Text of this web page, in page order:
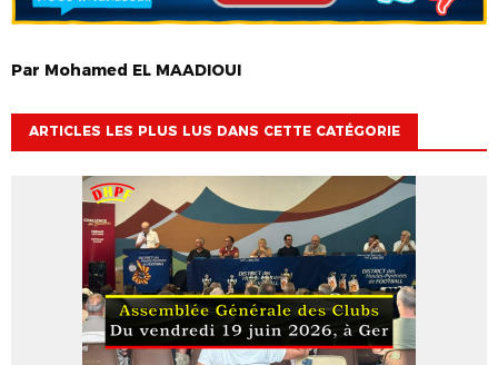
Par Mohamed EL MAADIOUI
ARTICLES LES PLUS LUS DANS CETTE CATÉGORIE